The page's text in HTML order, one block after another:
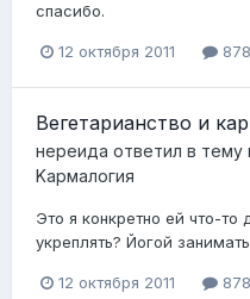
спасибо.
12 октября 2011
Вегетарианство и
нереида ответил в тему
Kармалогия
Это я конкретно ей что-
укреплять? Йогой
12 октября 2011